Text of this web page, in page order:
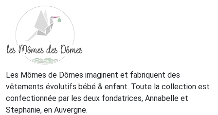
Les Mômes de Dômes imaginent et fabriquent des
vêtements évolutifs bébé & enfant. Toute la collection est
confectionnée par les deux fondatrices, Annabelle et
Stephanie, en Auvergne.